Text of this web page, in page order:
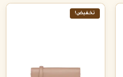
تخفيض!